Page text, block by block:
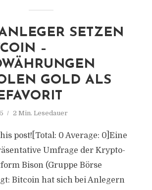
SETZEN
–
GOLD ALS
2 Min. Lesedauer
post![Total: 0 Average: 0]Eine
Umfrage der Krypto-
Bison (Gruppe Börse
Bitcoin hat sich bei Anlegern